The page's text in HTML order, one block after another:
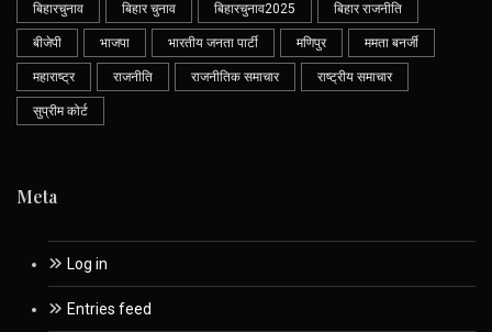
बिहारचुनाव बिहार चुनाव बिहारचुनाव2025 बिहार राजनीति
बीजेपी भाजपा भारतीय जनता पार्टी मणिपुर ममता बनर्जी
महाराष्ट्र राजनीति राजनीतिक समाचार राष्ट्रीय समाचार
सुप्रीम कोर्ट
Meta
Log in
Entries feed